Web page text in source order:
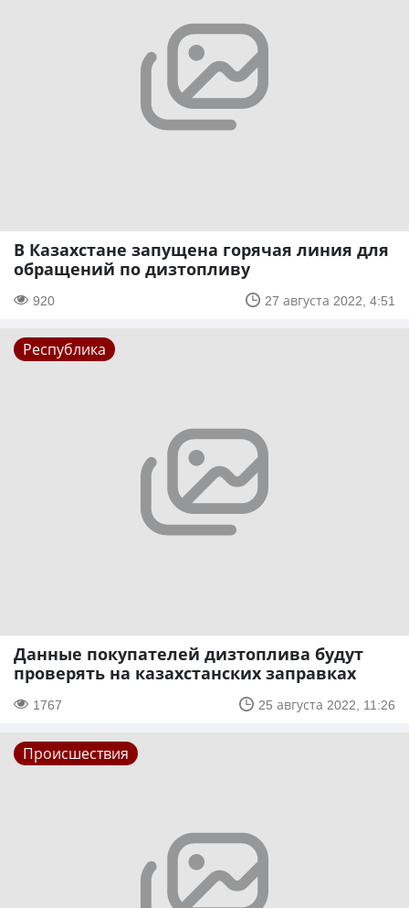
В Казахстане запущена горячая линия для
обращений по дизтопливу
920 27 августа 2022, 4:51
Республика
Данные покупателей дизтоплива будут
проверять на казахстанских заправках
1767 25 августа 2022, 11:26
Происшествия